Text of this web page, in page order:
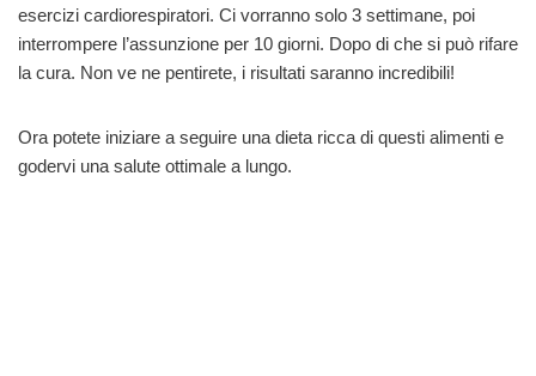
esercizi cardiorespiratori. Ci vorranno solo 3 settimane, poi
interrompere l’assunzione per 10 giorni. Dopo di che si può rifare
la cura. Non ve ne pentirete, i risultati saranno incredibili!
Ora potete iniziare a seguire una dieta ricca di questi alimenti e
godervi una salute ottimale a lungo.